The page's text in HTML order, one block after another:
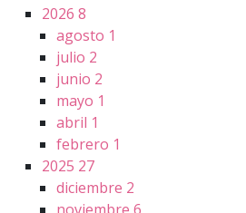
2026 8
agosto 1
julio 2
junio 2
mayo 1
abril 1
febrero 1
2025 27
diciembre 2